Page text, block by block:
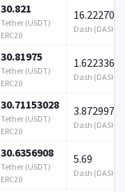
30.821
Tether (USDT)
ERC20
16.222705
Dash (DASH)
30.81975
Tether (USDT)
ERC20
1.622336
Dash (DASH)
30.71153028
Tether (USDT)
ERC20
3.872997
Dash (DASH)
30.6356908
Tether (USDT)
ERC20
5.69
Dash (DASH)